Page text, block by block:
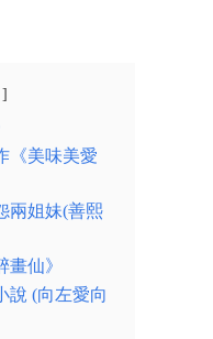
《美味美愛
兩姐妹(善熙
仙》
說 (向左愛向